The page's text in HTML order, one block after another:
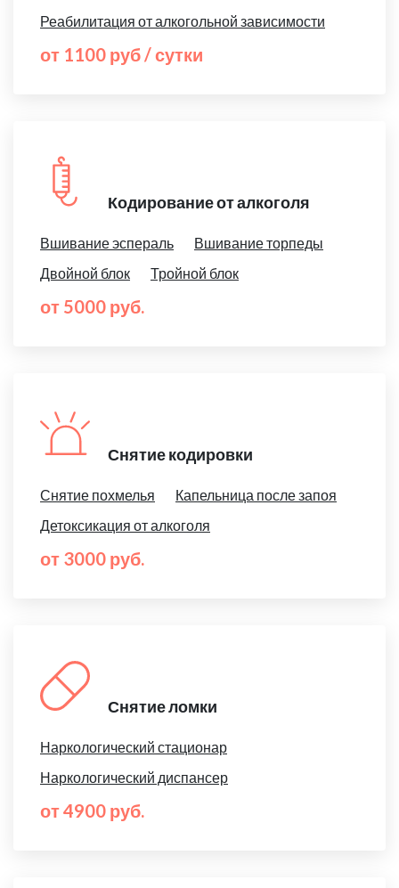
Реабилитация от алкогольной зависимости
от 1100 руб / сутки
Кодирование от алкоголя
Вшивание эспераль
Вшивание торпеды
Двойной блок
Тройной блок
от 5000 руб.
Снятие кодировки
Снятие похмелья
Капельница после запоя
Детоксикация от алкоголя
от 3000 руб.
Снятие ломки
Наркологический стационар
Наркологический диспансер
от 4900 руб.